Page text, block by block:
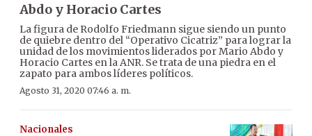
Abdo y Horacio Cartes
La figura de Rodolfo Friedmann sigue siendo un punto
de quiebre dentro del “Operativo Cicatriz” para lograr la
unidad de los movimientos liderados por Mario Abdo y
Horacio Cartes en la ANR. Se trata de una piedra en el
zapato para ambos líderes políticos.
Agosto 31, 2020 07:46 a. m.
Nacionales